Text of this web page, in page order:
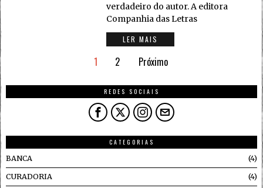
verdadeiro do autor. A editora
Companhia das Letras
LER MAIS
1 2 Próximo
REDES SOCIAIS
CATEGORIAS
BANCA
4
CURADORIA 4